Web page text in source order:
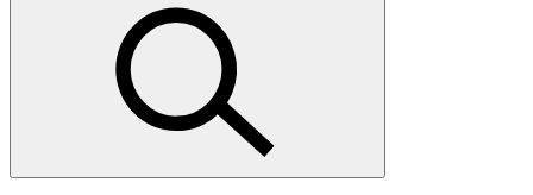
Mat og drikke
Aktiviteter